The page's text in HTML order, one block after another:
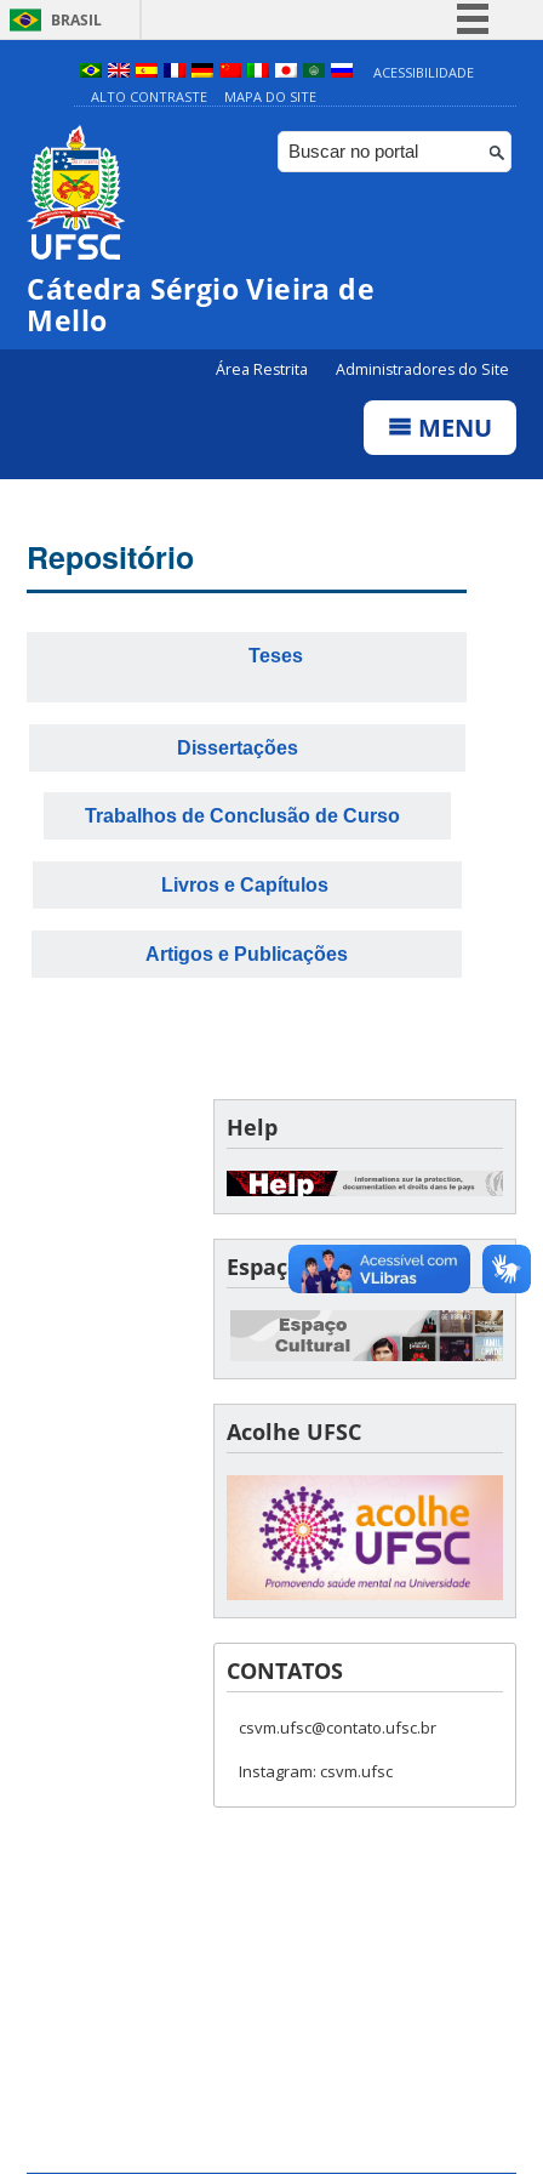
BRASIL
Simplifique!
Comunica BR
Participe
ACESSIBILIDADE
ALTO CONTRASTE
MAPA DO SITE
Cátedra Sérgio Vieira de
Mello
Área Restrita Administradores do Site
MENU
Repositório
⠀⠀⠀⠀⠀⠀ ⠀⠀⠀⠀⠀⠀Teses⠀⠀⠀⠀⠀⠀⠀⠀
⠀⠀⠀⠀⠀⠀ ⠀⠀⠀Dissertações ⠀⠀⠀⠀ ⠀⠀⠀⠀⠀⠀
⠀ Trabalhos de Conclusão de Curso⠀ ⠀
⠀⠀ ⠀⠀ ⠀ ⠀⠀Livros e Capítulos⠀ ⠀ ⠀⠀⠀⠀⠀
⠀⠀⠀⠀⠀⠀⠀Artigos e Publicações⠀⠀⠀⠀⠀⠀⠀
Help
Espaço Cultural
Acolhe UFSC
CONTATOS
csvm.ufsc@contato.ufsc.br
Instagram: csvm.ufsc